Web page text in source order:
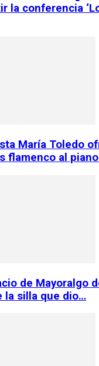
la conferencia
María Toledo
flamenco al
de Mayoralgo
la silla que dio…